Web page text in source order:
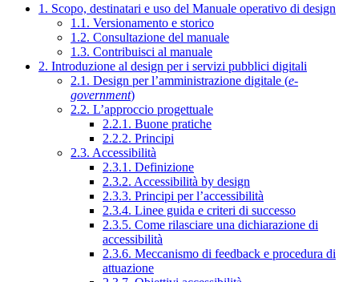
1. Scopo, destinatari e uso del Manuale operativo di design
1.1. Versionamento e storico
1.2. Consultazione del manuale
1.3. Contribuisci al manuale
2. Introduzione al design per i servizi pubblici digitali
2.1. Design per l’amministrazione digitale (e-
government)
2.2. L’approccio progettuale
2.2.1. Buone pratiche
2.2.2. Principi
2.3. Accessibilità
2.3.1. Definizione
2.3.2. Accessibilità by design
2.3.3. Principi per l’accessibilità
2.3.4. Linee guida e criteri di successo
2.3.5. Come rilasciare una dichiarazione di
accessibilità
2.3.6. Meccanismo di feedback e procedura di
attuazione